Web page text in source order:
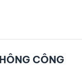
CÔNG